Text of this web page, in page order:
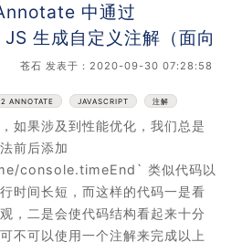
中通过
生成自定义注解（面向
苍石 发表于：2020-09-30 07:28:58
ANNOTATE JAVASCRIPT 注解
如果涉及到性能优化，我们总是
前后添加
console.timeEnd` 类似代码以
时间长短，而这样的代码一是看
，二是会使代码结构看起来十分
不可以使用一个注解来完成以上